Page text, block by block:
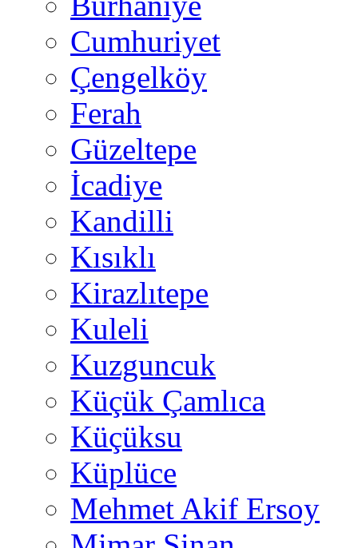
Cumhuriyet
Çengelköy
Ferah
Güzeltepe
İcadiye
Kandilli
Kısıklı
Kirazlıtepe
Kuleli
Kuzguncuk
Küçük Çamlıca
Küçüksu
Küplüce
Mehmet Akif Ersoy